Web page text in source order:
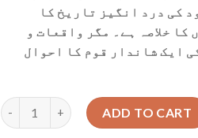
کی درد انگیز تاریخ کا
خلاصہ ہے۔ مگر واقعات و
ایک شاندار قوم کا احوال
Quantity ADD TO CART